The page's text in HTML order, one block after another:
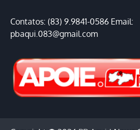
Contatos: (83) 9.9841-0586 Email:
pbaqui.083@gmail.com